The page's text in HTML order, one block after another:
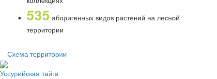
535 аборигенных видов растений на лесной
территории
Схема территории
Уссурийская тайга